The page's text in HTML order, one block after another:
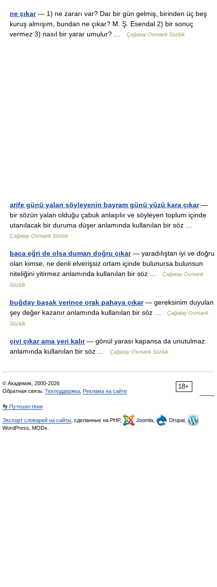
ne çıkar— 1) ne zararı var? Dar bir gün gelmiş, birinden üç beş
kuruş almışım, bundan ne çıkar? M. Ş. Esendal 2) bir sonuç
vermez 3) nasıl bir yarar umulur? …
Çağatay Osmanlı Sözlük
arife günü yalan söyleyenin bayram günü yüzü kara çıkar—
bir sözün yalan olduğu çabuk anlaşılır ve söyleyen toplum içinde
utanılacak bir duruma düşer anlamında kullanılan bir söz …
Çağatay Osmanlı Sözlük
baca eğri de olsa duman doğru çıkar— yaradılıştan iyi ve doğru
olan kimse, ne denli elverişsiz ortam içinde bulunursa bulunsun
niteliğini yitirmez anlamında kullanılan bir söz …
Çağatay Osmanlı
Sözlük
buğday başak verince orak pahaya çıkar— gereksinim duyulan
şey değer kazanır anlamında kullanılan bir söz …
Çağatay Osmanlı
Sözlük
çivi çıkar ama yeri kalır— gönül yarası kapansa da unutulmaz
anlamında kullanılan bir söz …
Çağatay Osmanlı Sözlük
18+
© Академик, 2000-2026
Обратная связь: Техподдержка Реклама на сайте
👣 Путешествия
Экспорт словарей на сайты , сделанные на PHP, Joomla,
Drupal,
WordPress, MODx.